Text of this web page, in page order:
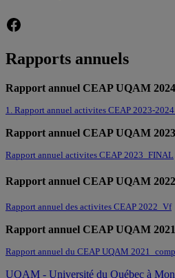
Facebook
Rapports annuels
Rapport annuel CEAP UQAM 2024
1. Rapport annuel activites CEAP 2023-
Rapport annuel CEAP UQAM 2023
Rapport annuel activites CEAP 2023_FINAL
Rapport annuel CEAP UQAM 2022
Rapport annuel des activites CEAP 2022_Vf
Rapport annuel CEAP UQAM 2021
Rapport annuel du CEAP UQAM
UQAM - Université du Québec à